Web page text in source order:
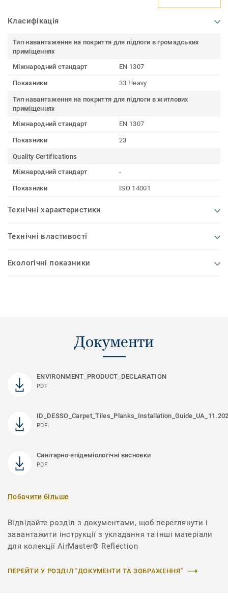
Класифікація
Тип навантаження на покриття для підлоги в громадських
приміщеннях
Міжнародний стандарт
EN 1307
Показники 33 Heavy
Тип навантаження на покриття для підлоги в житлових
приміщеннях
Міжнародний стандарт
EN 1307
Показники 23
Quality Certifications
Міжнародний стандарт
-
Показники ISO 14001
Технічні характеристики
Технічні властивості
Екологічні показники
Документи
ENVIRONMENT_PRODUCT_DECLARATION
PDF
PDF
Санітарно-епідеміологічні висновки
PDF
Побачити більше
Відвідайте розділ з документами, щоб переглянути і
завантажити інструкції з укладання та інші матеріали
для колекції AirMaster® Reflection
ПЕРЕЙТИ У РОЗДІЛ "ДОКУМЕНТИ ТА ЗОБРАЖЕННЯ"